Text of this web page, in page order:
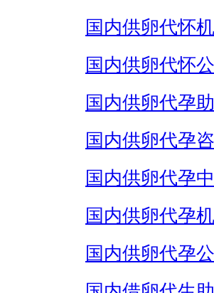
国内供卵代怀
国内供卵代怀
国内供卵代孕
国内供卵代孕
国内供卵代孕
国内供卵代孕
国内供卵代孕